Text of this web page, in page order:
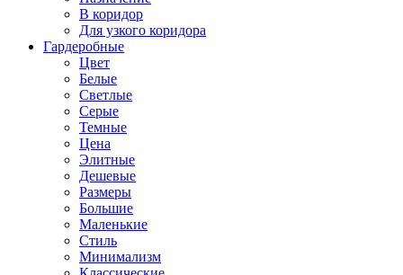
В коридор
Для узкого коридора
Гардеробные
Цвет
Белые
Светлые
Серые
Темные
Цена
Элитные
Дешевые
Размеры
Большие
Маленькие
Стиль
Минимализм